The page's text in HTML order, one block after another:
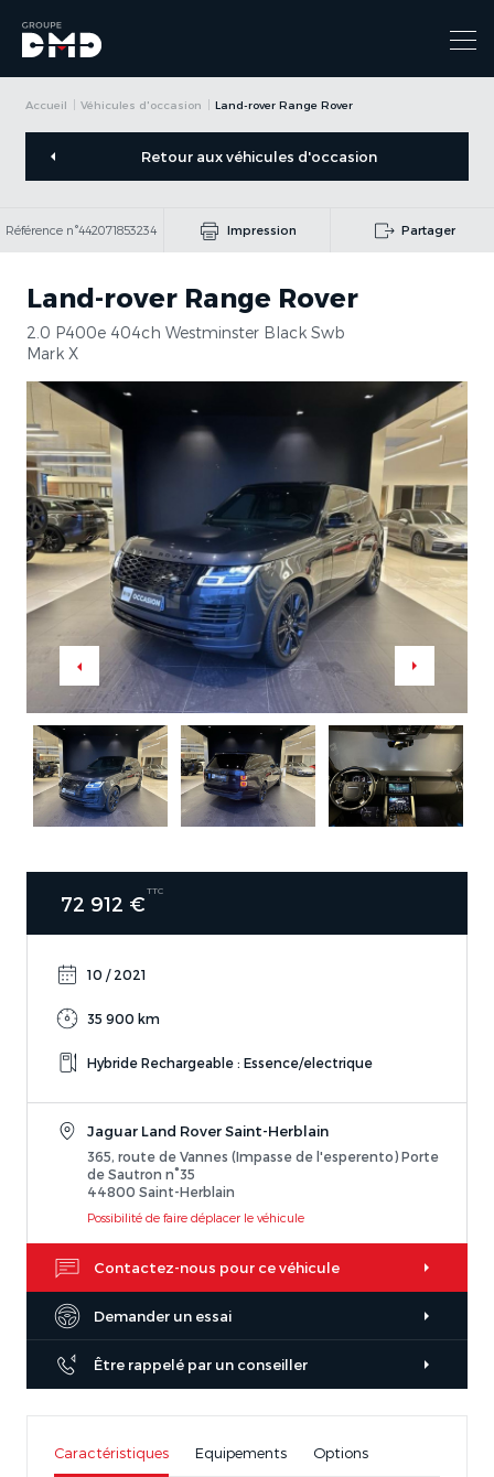
Accueil Véhicules d'occasion Land-rover Range Rover
Retour aux véhicules d'occasion
Référence n°442071853234 Impression Partager
Land-rover Range Rover
2.0 P400e 404ch Westminster Black Swb
Mark X
72 912 €
TTC
10 / 2021
35 900 km
Hybride Rechargeable : Essence/electrique
Jaguar Land Rover Saint-Herblain
365, route de Vannes (Impasse de l'esperento) Porte
de Sautron n°35
44800 Saint-Herblain
Possibilité de faire déplacer le véhicule
Contactez-nous pour ce véhicule
Demander un essai
Être rappelé par un conseiller
Caractéristiques Equipements Options